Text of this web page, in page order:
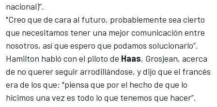
nacional)”.
"Creo que de cara al futuro, probablemente sea cierto
que necesitamos tener una mejor comunicación entre
nosotros, así que espero que podamos solucionarlo”.
Hamilton habló con el piloto de Haas, Grosjean, acerca
de no querer seguir arrodillándose, y dijo que el francés
era de los que: "piensa que por el hecho de que lo
hicimos una vez es todo lo que tenemos que hacer”.